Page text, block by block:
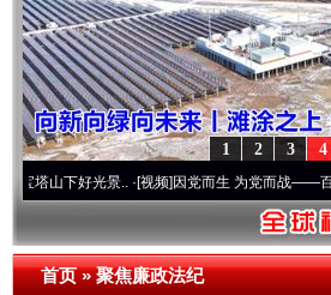
4
3
2
1
好光景..·[视频]因党而生 为党而战——百年“纪”事⑧
首页»聚焦廉政法纪
网上购药对药下症？